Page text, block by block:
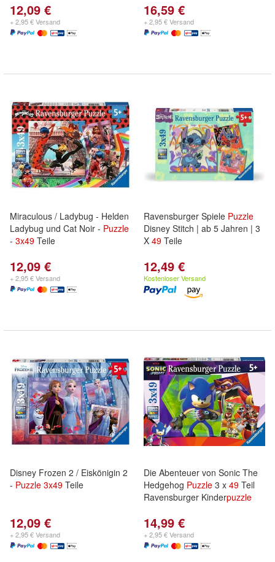
12,09 €
+ 2,95 € Versand
16,59 €
+ 2,95 € Versand
Miraculous / Ladybug - Helden
Ladybug und Cat Noir - Puzzle
- 3x49 Teile
12,09 €
+ 2,95 € Versand
Ravensburger Spiele Puzzle
Disney Stitch | ab 5 Jahren | 3
X 49 Teile
12,49 €
Kostenloser Versand
Disney Frozen 2 / Eiskönigin 2
- Puzzle 3x49 Teile
12,09 €
+ 2,95 € Versand
Die Abenteuer von Sonic The
Hedgehog Puzzle 3 x 49 Teil
Ravensburger Kinderpuzzle
14,99 €
+ 2,95 € Versand